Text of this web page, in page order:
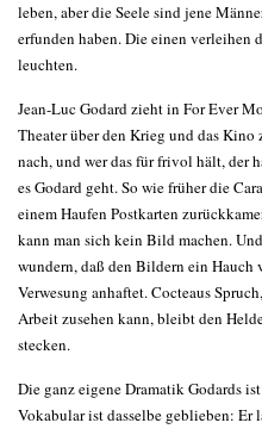
leben, aber die Seele sind jene
erfunden haben. Die einen verleihen
leuchten.
Jean-Luc Godard zieht in For Ever
Theater über den Krieg und das
nach, und wer das für frivol hält, der
es Godard geht. So wie früher die
einem Haufen Postkarten
kann man sich kein Bild machen.
wundern, daß den Bildern ein
Verwesung anhaftet. Cocteaus
Arbeit zusehen kann, bleibt den
stecken.
Die ganz eigene Dramatik Godards
Vokabular ist dasselbe geblieben: Er